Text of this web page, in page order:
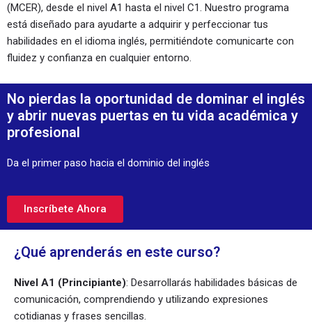
(MCER), desde el nivel A1 hasta el nivel C1. Nuestro programa
está diseñado para ayudarte a adquirir y perfeccionar tus
habilidades en el idioma inglés, permitiéndote comunicarte con
fluidez y confianza en cualquier entorno.
No pierdas la oportunidad de dominar el inglés
y abrir nuevas puertas en tu vida académica y
profesional
Da el primer paso hacia el dominio del inglés
Inscríbete Ahora
¿Qué aprenderás en este curso?
Nivel A1 (Principiante): Desarrollarás habilidades básicas de
comunicación, comprendiendo y utilizando expresiones
cotidianas y frases sencillas.